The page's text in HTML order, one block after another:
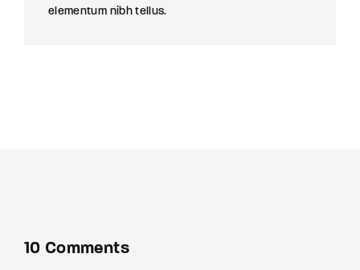
elementum nibh tellus.
10 Comments